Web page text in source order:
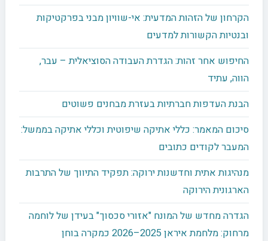
הקרחון של הזהות המדעית: אי-שוויון מבני בפרקטיקות
ובנטיות הקשורות למדעים
החיפוש אחר זהות: הגדרת העבודה הסוציאלית – עבר,
הווה, עתיד
הבנת העדפות חברתיות בעזרת מבחנים פשוטים
סיכום המאמר: כללי אתיקה שיפוטית וכללי אתיקה בממשל:
המעבר לקודים כתובים
מנהיגות אתית וחדשנות ירוקה: תפקיד התיווך של התרבות
הארגונית הירוקה
הגדרה מחדש של המונח "אזורי סכסוך" בעידן של לוחמה
מרחוק: מלחמת איראן 2025–2026 כמקרה בוחן